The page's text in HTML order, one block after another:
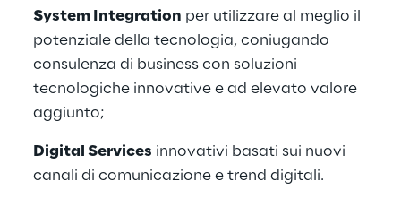
System Integration per utilizzare al meglio il
potenziale della tecnologia, coniugando
consulenza di business con soluzioni
tecnologiche innovative e ad elevato valore
aggiunto;
Digital Services innovativi basati sui nuovi
canali di comunicazione e trend digitali.